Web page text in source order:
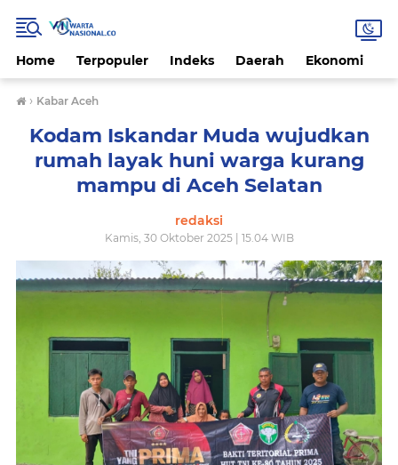
Home Terpopuler Indeks Daerah Ekonomi
› Kabar Aceh
Kodam Iskandar Muda wujudkan
rumah layak huni warga kurang
mampu di Aceh Selatan
redaksi
Kamis, 30 Oktober 2025 | 15.04 WIB